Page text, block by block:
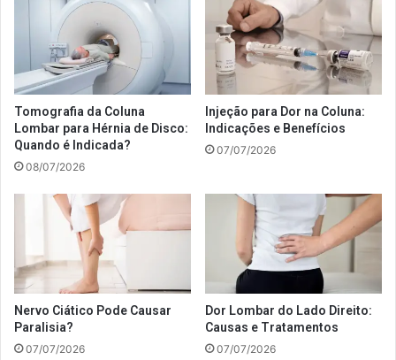
Tomografia da Coluna
Lombar para Hérnia de Disco:
Quando é Indicada?
08/07/2026
Injeção para Dor na Coluna:
Indicações e Benefícios
07/07/2026
Nervo Ciático Pode Causar
Paralisia?
07/07/2026
Dor Lombar do Lado Direito:
Causas e Tratamentos
07/07/2026